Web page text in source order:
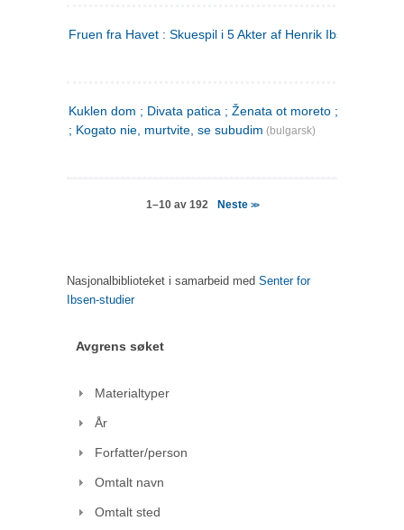
Fruen fra Havet : Skuespil i 5 Akter af Henrik Ibsen
Kuklen dom ; Divata patica ; Ženata ot moreto ; Malkijat
; Kogato nie, murtvite, se subudim (bulgarsk)
1–10 av 192 Neste >>
Nasjonalbiblioteket i samarbeid med Senter for
Ibsen-studier
Avgrens søket
Materialtyper
År
Forfatter/person
Omtalt navn
Omtalt sted